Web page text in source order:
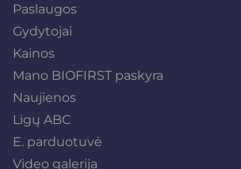
Paslaugos
Gydytojai
Kainos
Mano BIOFIRST paskyra
Naujienos
Ligų ABC
E. parduotuvė
Video galerija